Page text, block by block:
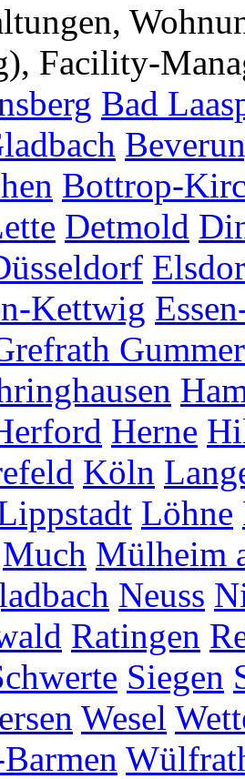
Facility-
Bad
Bottrop-
Detmold
Kettwig
Herne
Köln
Löhne
Much Mülheim
Neuss
Ratingen
Siegen
Wesel